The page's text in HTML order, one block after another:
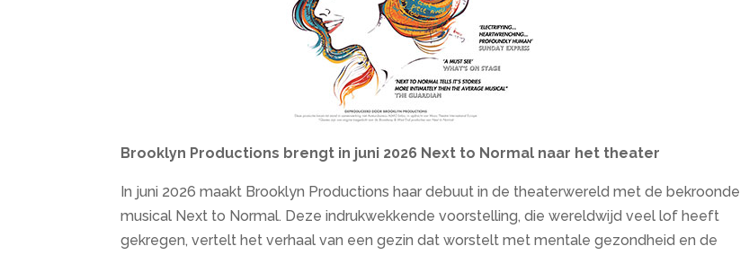
Brooklyn Productions brengt in juni 2026 Next to Normal naar het theater
In juni 2026 maakt Brooklyn Productions haar debuut in de theaterwereld met de bekroonde
musical Next to Normal. Deze indrukwekkende voorstelling, die wereldwijd veel lof heeft
gekregen, vertelt het verhaal van een gezin dat worstelt met mentale gezondheid en de